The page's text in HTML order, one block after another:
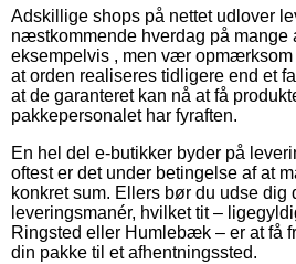
Adskillige shops på nettet udlover
næstkommende hverdag på mange
eksempelvis , men vær opmærksom
at orden realiseres tidligere end et
at de garanteret kan nå at få
pakkepersonalet har fyraften.
En hel del e-butikker byder på
oftest er det under betingelse af at
konkret sum. Ellers bør du udse dig
leveringsmanér, hvilket tit –
Ringsted eller Humlebæk – er at få
din pakke til et afhentningssted.